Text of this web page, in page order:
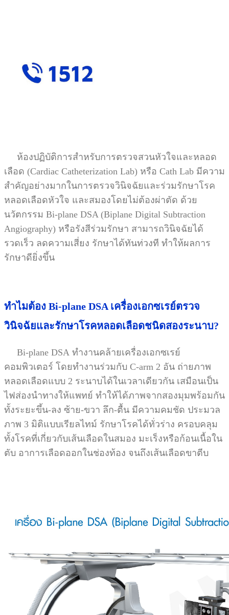
ห้องปฏิบัติการสำหรับการตรวจสวนหัวใจและหลอด
เลือด (Cardiac Catheterization Lab) หรือ Cath Lab มีความ
สำคัญอย่างมากในการตรวจวินิจฉัยและร่วมรักษาโรค
หลอดเลือดหัวใจ และสมองโดยไม่ต้องผ่าตัด ด้วย
นวัตกรรม Bi-plane DSA (Biplane Digital Subtraction
Angiography) หรือรังสีร่วมรักษา สามารถวินิจฉัยได้
รวดเร็ว ลดความเสี่ยง รักษาได้ทันท่วงที ทำให้ผลการ
รักษาดียิ่งขึ้น
ทำไมต้อง Bi-plane DSA เครื่องเอกซเรย์ตรวจ
วินิจฉัยและรักษาโรคหลอดเลือดชนิดสองระนาบ?
Bi-plane DSA ทำงานคล้ายเครื่องเอกซเรย์
คอมพิวเตอร์ โดยทำงานร่วมกับ C-arm 2 อัน ถ่ายภาพ
หลอดเลือดแบบ 2 ระนาบได้ในเวลาเดียวกัน เสมือนเป็น
ไฟส่องนำทางให้แพทย์ ทำให้ได้ภาพจากสองมุมพร้อมกัน
ทั้งระยะขึ้น-ลง ซ้าย-ขวา ลึก-ตื้น มีความคมชัด ประมวล
ภาพ 3 มิติแบบเรียลไทม์ รักษาโรคได้ทั่วร่าง ครอบคลุม
ทั้งโรคที่เกี่ยวกับเส้นเลือดในสมอง มะเร็งหรือก้อนเนื้อใน
ตับ อาการเลือดออกในช่องท้อง จนถึงเส้นเลือดขาตีบ